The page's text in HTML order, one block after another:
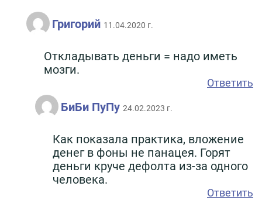
Григорий 11.04.2020 г.
Откладывать деньги = надо иметь
мозги.
Ответить
БиБи ПуПу 24.02.2023 г.
Как показала практика, вложение
денег в фоны не панацея. Горят
деньги круче дефолта из-за одного
человека.
Ответить